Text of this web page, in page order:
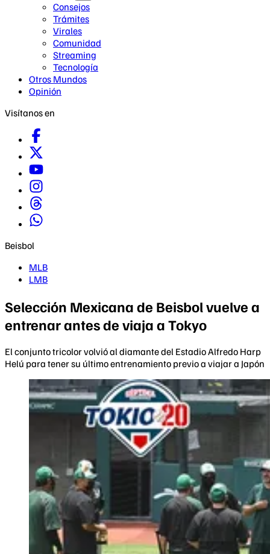
Consejos
Trámites
Virales
Comunidad
Streaming
Tecnología
Otros Mundos
Opinión
Visítanos en
Beisbol
MLB
LMB
Selección Mexicana de Beisbol vuelve a
entrenar antes de viaja a Tokyo
El conjunto tricolor volvió al diamante del Estadio Alfredo Harp
Helú para tener su último entrenamiento previo a viajar a Japón